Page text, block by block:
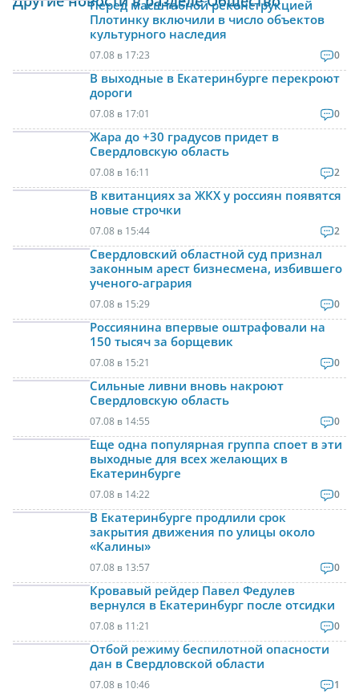
Перед масштабной реконструкцией
Плотинку включили в число объектов
культурного наследия
07.08 в 17:23 0
В выходные в Екатеринбурге перекроют
дороги
07.08 в 17:01 0
Жара до +30 градусов придет в
Свердловскую область
07.08 в 16:11 2
В квитанциях за ЖКХ у россиян появятся
новые строчки
07.08 в 15:44 2
Свердловский областной суд признал
законным арест бизнесмена, избившего
ученого-агрария
07.08 в 15:29 0
Россиянина впервые оштрафовали на
150 тысяч за борщевик
07.08 в 15:21 0
Сильные ливни вновь накроют
Свердловскую область
07.08 в 14:55 0
Еще одна популярная группа споет в эти
выходные для всех желающих в
Екатеринбурге
07.08 в 14:22 0
В Екатеринбурге продлили срок
закрытия движения по улицы около
«Калины»
07.08 в 13:57 0
Кровавый рейдер Павел Федулев
вернулся в Екатеринбург после отсидки
07.08 в 11:21 0
Отбой режиму беспилотной опасности
дан в Свердловской области
07.08 в 10:46 1